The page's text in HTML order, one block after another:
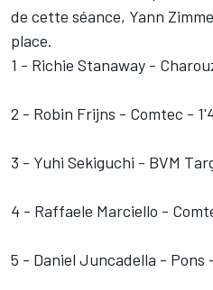
de cette séance, Yann
place.
1 - Richie Stanaway -
2 - Robin Frijns - Comtec -
3 - Yuhi Sekiguchi - BVM
4 - Raffaele Marciello -
5 - Daniel Juncadella - Pons